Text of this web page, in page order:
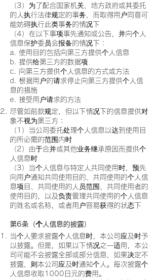
（3）为了配合国家机关、地方政府或其委托
的人执行法律规定的事务，而取得用户同意可
能妨碍执行此类事务的情况下
（4）在以下事项事先通知或公告，并向个人
信息保护委员会报备的情况下：
a. 使用目的包括向第三方提供个人信息
b. 提供给第三方的数据项
c. 向第三方提供个人信息的方式或方法
d. 根据用户的请求停止向第三方提供个人信
息的措施
e. 接受用户请求的方法
尽管如前款规定，但以下情况下的信息提供对
象不视为第三方：
（1）当公司委托处理个人信息以达到使用目
的所必需的范围内时
（2）由于合并或其他业务继承原因而提供个
人信息时
（3）当个人信息与特定人共同使用时，预先
向用户通知共同使用目的、共同使用的个人信
息项目、共同使用的人员范围、共同使用者的
使用目的，以及负责管理共同使用的个人信息
的姓名或名称，或者用户容易获得的状态下
第6条（个人信息的披露）
当个人要求披露个人信息时，本公司应及时予
以披露。但是，如果以下情况之一适用，本公
司可能不会披露全部或部分信息，如果决定不
披露，则本公司应及时通知个人。每次披露个
人信息收取1000日元的费用。